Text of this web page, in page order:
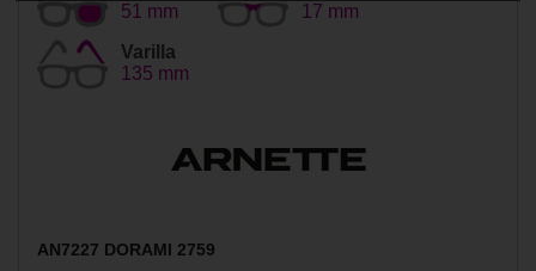
51 mm
17 mm
Varilla
135 mm
AN7227 DORAMI 2759